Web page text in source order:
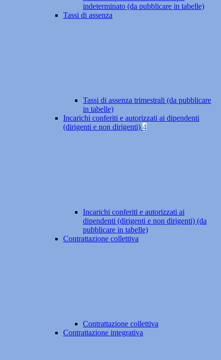
indeterminato (da pubblicare in tabelle)
Tassi di assenza
Tassi di assenza trimestrali (da pubblicare
in tabelle)
Incarichi conferiti e autorizzati ai dipendenti
(dirigenti e non dirigenti) 4
Incarichi conferiti e autorizzati ai
dipendenti (dirigenti e non dirigenti) (da
pubblicare in tabelle)
Contrattazione collettiva
Contrattazione collettiva
Contrattazione integrativa